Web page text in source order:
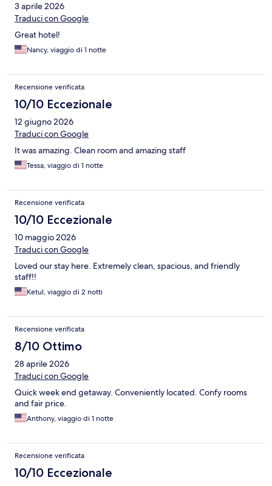
3 aprile 2026
Traduci con Google
Great hotel!
Nancy, viaggio di 1 notte
Recensione verificata
10/10 Eccezionale
12 giugno 2026
Traduci con Google
It was amazing. Clean room and amazing staff
Tessa, viaggio di 1 notte
Recensione verificata
10/10 Eccezionale
10 maggio 2026
Traduci con Google
Loved our stay here. Extremely clean, spacious, and friendly
staff!!
Ketul, viaggio di 2 notti
Recensione verificata
8/10 Ottimo
28 aprile 2026
Traduci con Google
Quick week end getaway. Conveniently located. Confy rooms
and fair price.
Anthony, viaggio di 1 notte
Recensione verificata
10/10 Eccezionale